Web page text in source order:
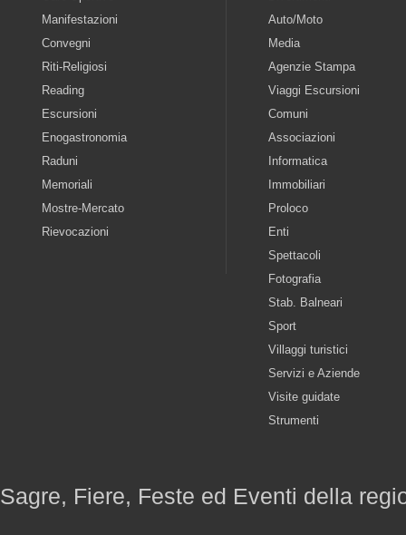
Manifestazioni
Convegni
Riti-Religiosi
Reading
Escursioni
Enogastronomia
Raduni
Memoriali
Mostre-Mercato
Rievocazioni
Auto/Moto
Media
Agenzie Stampa
Viaggi Escursioni
Comuni
Associazioni
Informatica
Immobiliari
Proloco
Enti
Spettacoli
Fotografia
Stab. Balneari
Sport
Villaggi turistici
Servizi e Aziende
Visite guidate
Strumenti
Sagre, Fiere, Feste ed Eventi della